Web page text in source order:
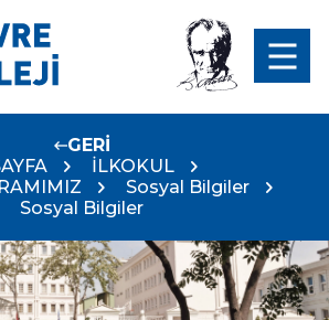
GERİ
İLKOKUL
Sosyal Bilgiler
Sosyal Bilgiler